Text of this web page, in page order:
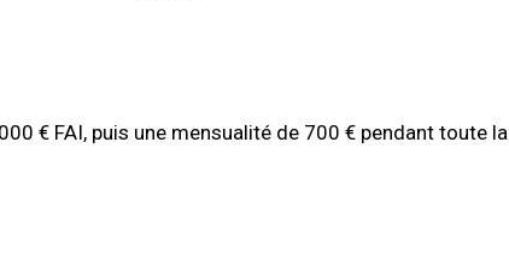
€ FAI, puis une mensualité de 700 € pendant toute la